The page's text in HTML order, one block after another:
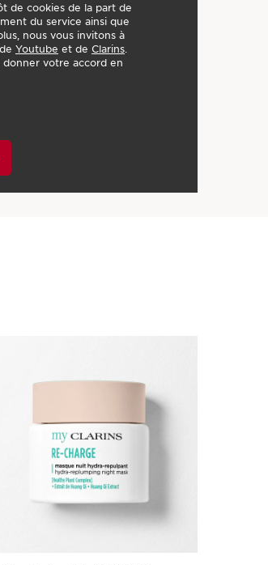
de cookies de la part de
du service ainsi que
nous vous invitons à
Youtube et de Clarins
donner votre accord en